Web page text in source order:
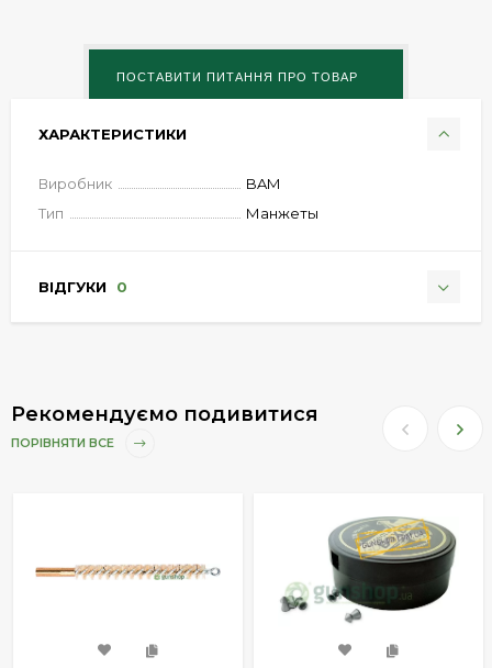
ХАРАКТЕРИСТИКИ
Виробник
BAM
Тип
Манжеты
ВІДГУКИ 0
Рекомендуємо подивитися
ПОРІВНЯТИ ВСЕ